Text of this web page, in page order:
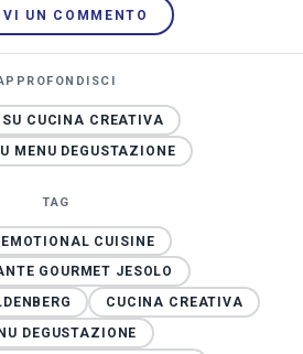
UN COMMENTO
CUCINA CREATIVA
MENU DEGUSTAZIONE
TAG
CUISINE
GOURMET JESOLO
CUCINA CREATIVA
DEGUSTAZIONE